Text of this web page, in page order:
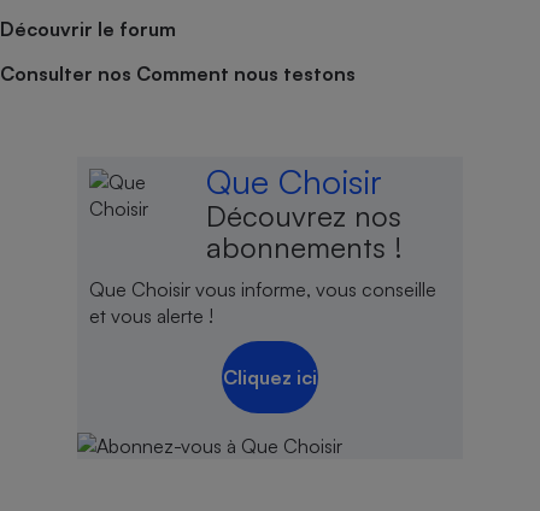
Découvrir le forum
Consulter nos Comment nous testons
Que Choisir
Découvrez nos
abonnements !
Que Choisir vous informe, vous conseille
et vous alerte !
Cliquez ici